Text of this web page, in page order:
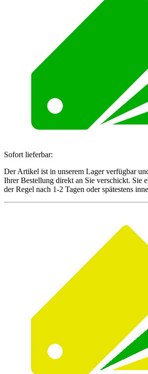
Sofort lieferbar:
Der Artikel ist in unserem Lager verfügbar
Ihrer Bestellung direkt an Sie verschickt. Sie
der Regel nach 1-2 Tagen oder spätestens